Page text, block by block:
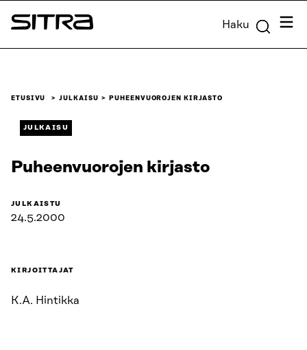
Siirry
suoraan
Sitra Haku
ETUSIVU JULKAISU PUHEENVUOROJEN KIRJASTO
JULKAISU
Puheenvuorojen kirjasto
JULKAISTU
24.5.2000
KIRJOITTAJAT
K.A. Hintikka